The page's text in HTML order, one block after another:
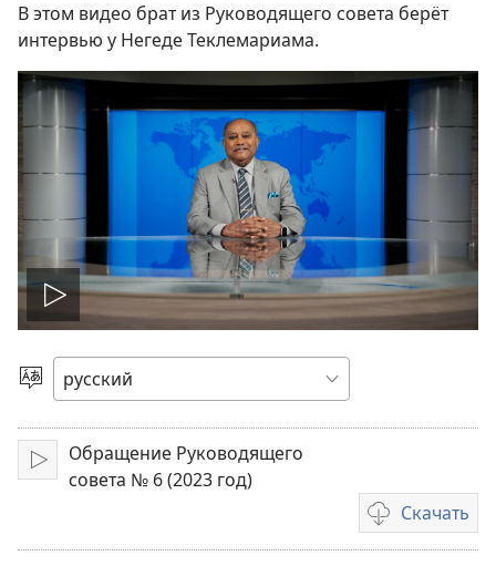
В этом видео брат из Руководящего совета берёт
интервью у Негеде Теклемариама.
Воспроизвести
видео
Выбрать
язык
Воспроизвести
Обращение Руководящего
совета № 6 (2023 год)
Скачать
Варианты
загрузки